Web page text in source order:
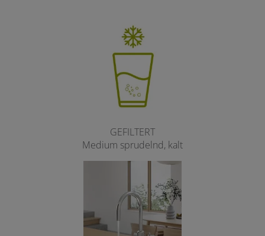
GEFILTERT
Medium sprudelnd, kalt